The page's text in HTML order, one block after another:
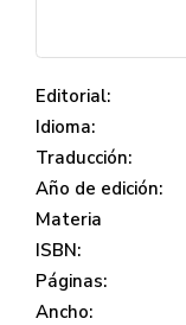
Editorial:
Idioma:
Traducción:
Año de edición:
Materia
ISBN:
Páginas:
Ancho: